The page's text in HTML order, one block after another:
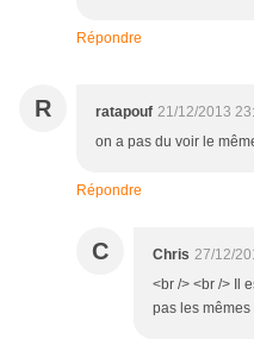
Répondre
R ratapouf 21/12/2013
on a pas du voir le
Répondre
C Chris 27/12/
<br /> <br /> Il
pas les mêmes